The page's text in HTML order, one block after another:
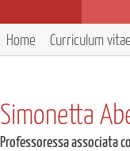
Home Curriculum vitae
Simonetta
Professoressa associata